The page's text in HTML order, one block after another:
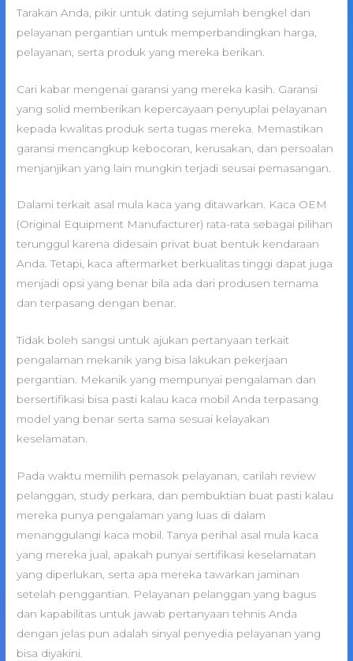
Tarakan Anda, pikir untuk dating sejumlah bengkel dan
pelayanan pergantian untuk memperbandingkan harga,
pelayanan, serta produk yang mereka berikan.
Cari kabar mengenai garansi yang mereka kasih. Garansi
yang solid memberikan kepercayaan penyuplai pelayanan
kepada kwalitas produk serta tugas mereka. Memastikan
garansi mencangkup kebocoran, kerusakan, dan persoalan
menjanjikan yang lain mungkin terjadi seusai pemasangan.
Dalami terkait asal mula kaca yang ditawarkan. Kaca OEM
(Original Equipment Manufacturer) rata-rata sebagai pilihan
terunggul karena didesain privat buat bentuk kendaraan
Anda. Tetapi, kaca aftermarket berkualitas tinggi dapat juga
menjadi opsi yang benar bila ada dari produsen ternama
dan terpasang dengan benar.
Tidak boleh sangsi untuk ajukan pertanyaan terkait
pengalaman mekanik yang bisa lakukan pekerjaan
pergantian. Mekanik yang mempunyai pengalaman dan
bersertifikasi bisa pasti kalau kaca mobil Anda terpasang
model yang benar serta sama sesuai kelayakan
keselamatan.
Pada waktu memilih pemasok pelayanan, carilah review
pelanggan, study perkara, dan pembuktian buat pasti kalau
mereka punya pengalaman yang luas di dalam
menanggulangi kaca mobil. Tanya perihal asal mula kaca
yang mereka jual, apakah punyai sertifikasi keselamatan
yang diperlukan, serta apa mereka tawarkan jaminan
setelah penggantian. Pelayanan pelanggan yang bagus
dan kapabilitas untuk jawab pertanyaan tehnis Anda
dengan jelas pun adalah sinyal penyedia pelayanan yang
bisa diyakini.